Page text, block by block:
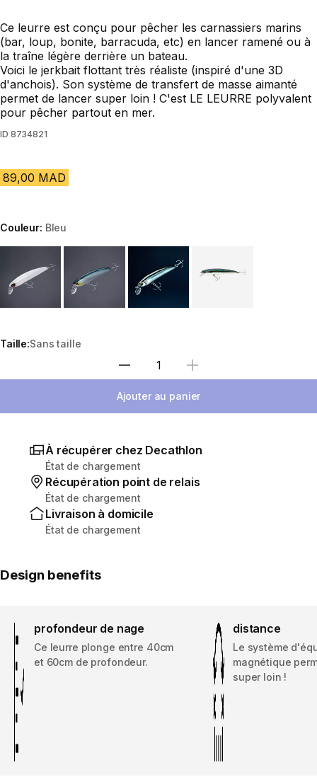
Ce leurre est conçu pour pêcher les carnassiers marins
(bar, loup, bonite, barracuda, etc) en lancer ramené ou à
la traîne légère derrière un bateau.
Voici le jerkbait flottant très réaliste (inspiré d'une 3D
d'anchois). Son système de transfert de masse aimanté
permet de lancer super loin ! C'est LE LEURRE polyvalent
pour pêcher partout en mer.
ID 8734821
89,00 MAD
Couleur: Bleu
Taille:Sans taille
Sélectionnez la quantité
Ajouter au panier
À récupérer chez Decathlon
État de chargement
Récupération point de relais
État de chargement
Livraison à domicile
État de chargement
Design benefits
profondeur de nage
Ce leurre plonge entre 40cm
et 60cm de profondeur.
distance
Le système
magnétique
super loin !